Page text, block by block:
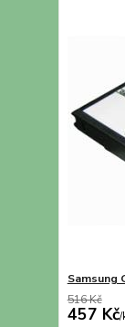
Samsung
516 Kč
457 Kč/